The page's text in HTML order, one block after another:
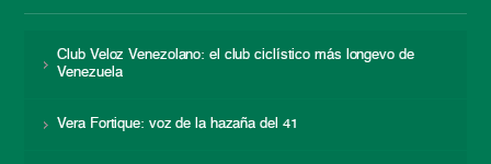
Club Veloz Venezolano: el club ciclístico más longevo de
Venezuela
Vera Fortique: voz de la hazaña del 41